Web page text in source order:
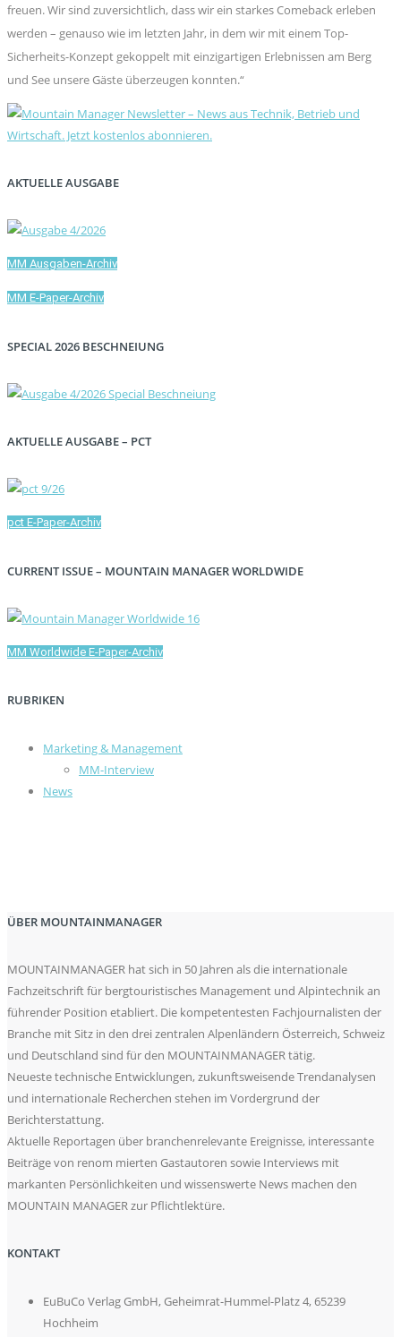
freuen. Wir sind zuversichtlich, dass wir ein starkes Comeback erleben
werden – genauso wie im letzten Jahr, in dem wir mit einem Top-
Sicherheits-Konzept gekoppelt mit einzigartigen Erlebnissen am Berg
und See unsere Gäste überzeugen konnten.“
AKTUELLE AUSGABE
MM Ausgaben-Archiv
MM E-Paper-Archiv
SPECIAL 2026 BESCHNEIUNG
AKTUELLE AUSGABE – PCT
pct E-Paper-Archiv
CURRENT ISSUE – MOUNTAIN MANAGER WORLDWIDE
MM Worldwide E-Paper-Archiv
RUBRIKEN
Marketing & Management
MM-Interview
News
ÜBER MOUNTAINMANAGER
MOUNTAINMANAGER hat sich in 50 Jahren als die internationale
Fachzeitschrift für bergtouristisches Management und Alpintechnik an
führender Position etabliert. Die kompetentesten Fachjournalisten der
Branche mit Sitz in den drei zentralen Alpenländern Österreich, Schweiz
und Deutschland sind für den MOUNTAINMANAGER tätig.
Neueste technische Entwicklungen, zukunftsweisende Trendanalysen
und internationale Recherchen stehen im Vordergrund der
Berichterstattung.
Aktuelle Reportagen über branchenrelevante Ereignisse, interessante
Beiträge von renom mierten Gastautoren sowie Interviews mit
markanten Persönlichkeiten und wissenswerte News machen den
MOUNTAIN MANAGER zur Pflichtlektüre.
KONTAKT
EuBuCo Verlag GmbH, Geheimrat-Hummel-Platz 4, 65239
Hochheim